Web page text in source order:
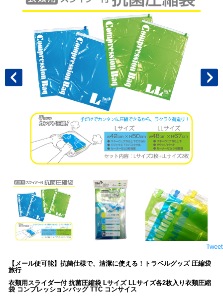
Tweet
【メール便可能】抗菌仕様で、清潔に使える！トラベルグッズ 圧縮袋
旅行
衣類用スライダー付 抗菌圧縮袋 Lサイズ LLサイズ各2枚入り衣類圧縮
袋 コンプレッションバッグ TTC コンサイス